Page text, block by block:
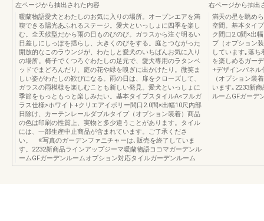
左ページから抽出された内容
暖蘭物語愛犬とわたしのお気に入りの場所。オープンエアを満
喫できる陽光あふれるステージ。愛犬といっしょに四季を楽し
む。全天候型だから雨の日ものびのび。ガラスから注ぐ明るい
日差しにしっぽを揺らし、大きくのびをする。庭とつながった
開放的なこのラウンジが、わたしと愛犬のいちばんお気に入り
の場所。椅子でくつろぐわたしの足元で、愛犬専用のラタンベ
ッドでまどろんだり、庭の花や緑を嗅ぎに出かけたり。微笑ま
しい姿がわたしの歓びになる。雨の日は、扉をクローズして、
ガラスの雨模様を楽しむことも新しい発見。愛犬といっしょに
季節をもっともっと楽しみたい。基本タイプスタイルA<フルガ
ラス仕様>ホワイト+クリエアイボリー間口2.0間×出幅10尺内部
日除け、カーテンレールダブルタイプ（オプション装着）商品
の色は印刷の性質上、実物と多少違うことがあります。タイル
には、一部生産中止商品が含まれています。ご了承くださ
い。 ※写真のガーデンファニチャーは､販売を終了していま
す。2232新商品ラインアップジーマ暖蘭物語ココマガーデンル
ームGFガーデンルームオプション対応タイルガーデンルーム
右ページから抽出
満天の星を眺め
空間。基本タイ
ク間口2.0間×出
プ（オプション
しています｡落
を楽しめるガー
+デザインパネル
（オプション装
います｡2233新
ルームGFガーデ